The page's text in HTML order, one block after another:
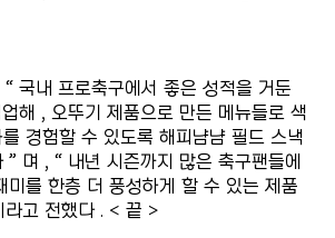
국내 프로축구에서 좋은 성적을 거둔
해 , 오뚜기 제품으로 만든 메뉴들로 색
경험할 수 있도록 해피냠냠 필드 스낵
” 며 , “ 내년 시즌까지 많은 축구팬들에
미를 한층 더 풍성하게 할 수 있는 제품
라고 전했다 . < 끝 >